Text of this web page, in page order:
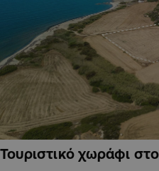
Τουριστικό χωράφι